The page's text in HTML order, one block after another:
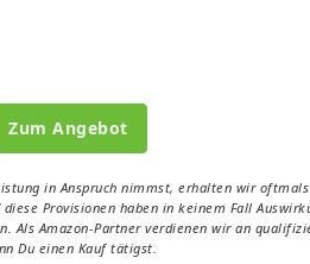
Zum Angebot
in Anspruch nimmst, erhalten wir
Provisionen haben in keinem Fall
Als Amazon-Partner verdienen wir an
Du einen Kauf tätigst.